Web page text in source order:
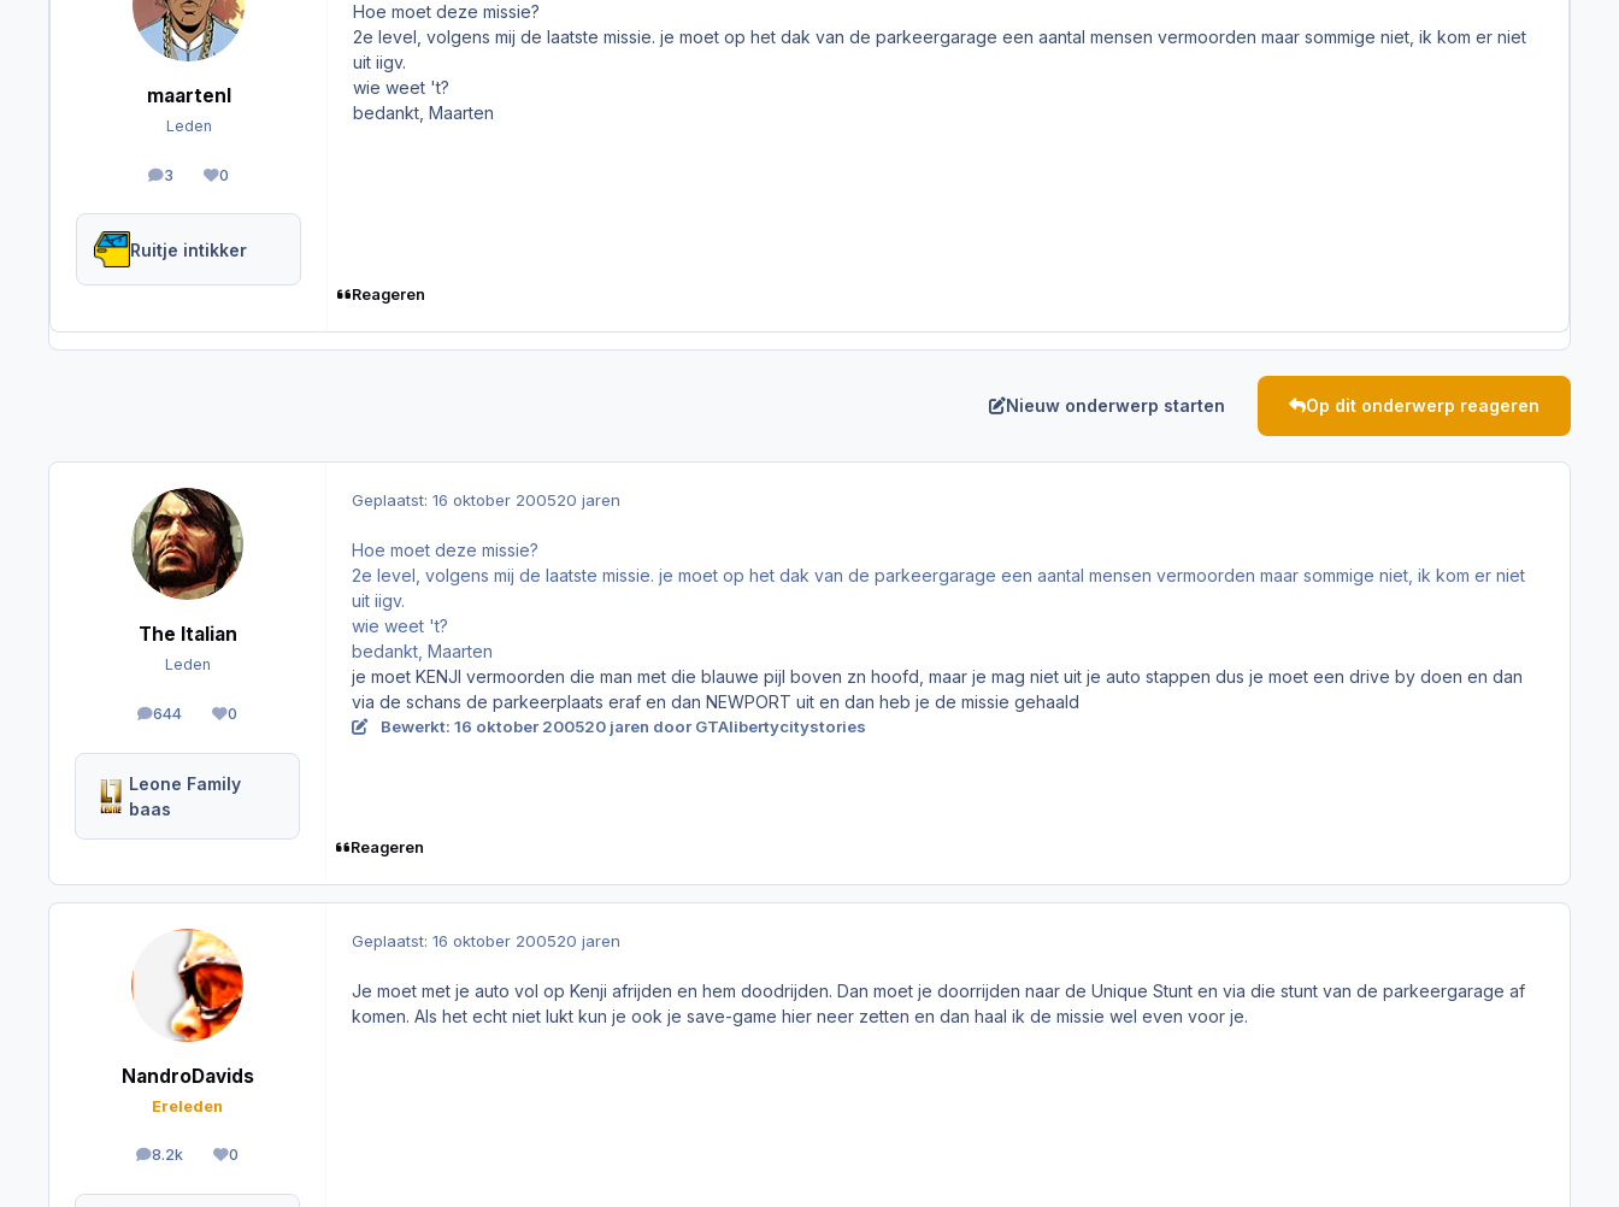
maartenl
Leden
3
berichten
0
Reputation
Ruitje intikker
Hoe moet deze missie?
2e level, volgens mij de laatste missie. je moet op het dak van de parkeergarage een aantal mensen vermoorden maar sommige niet, ik kom er niet
uit iigv.
wie weet 't?
bedankt, Maarten
Reageren
Nieuw onderwerp starten Op dit onderwerp reageren
The Italian
Leden
644
berichten0
Reputation
Leone Family
baas
Geplaatst: 16 oktober 200520 jaren
Hoe moet deze missie?
2e level, volgens mij de laatste missie. je moet op het dak van de parkeergarage een aantal mensen vermoorden maar sommige niet, ik kom er niet
uit iigv.
wie weet 't?
bedankt, Maarten
je moet KENJI vermoorden die man met die blauwe pijl boven zn hoofd, maar je mag niet uit je auto stappen dus je moet een drive by doen en dan
via de schans de parkeerplaats eraf en dan NEWPORT uit en dan heb je de missie gehaald
Bewerkt: 16 oktober 200520 jaren door GTAlibertycitystories
Reageren
NandroDavids
Ereleden
8.2k
berichten0
Reputation
Geplaatst: 16 oktober 200520 jaren
Je moet met je auto vol op Kenji afrijden en hem doodrijden. Dan moet je doorrijden naar de Unique Stunt en via die stunt van de parkeergarage af
komen. Als het echt niet lukt kun je ook je save-game hier neer zetten en dan haal ik de missie wel even voor je.